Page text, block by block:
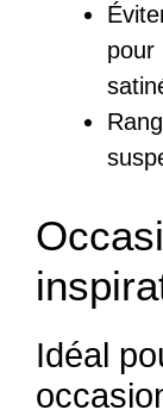
pour
Idéal